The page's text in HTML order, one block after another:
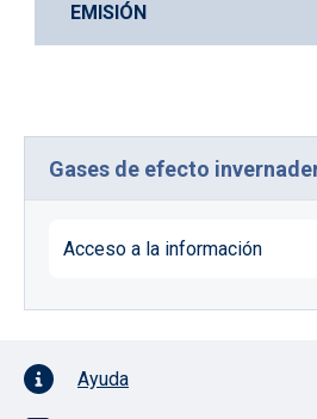
EMISIÓN
Gases de efecto
Acceso a la información
Pie de página con
Ayuda